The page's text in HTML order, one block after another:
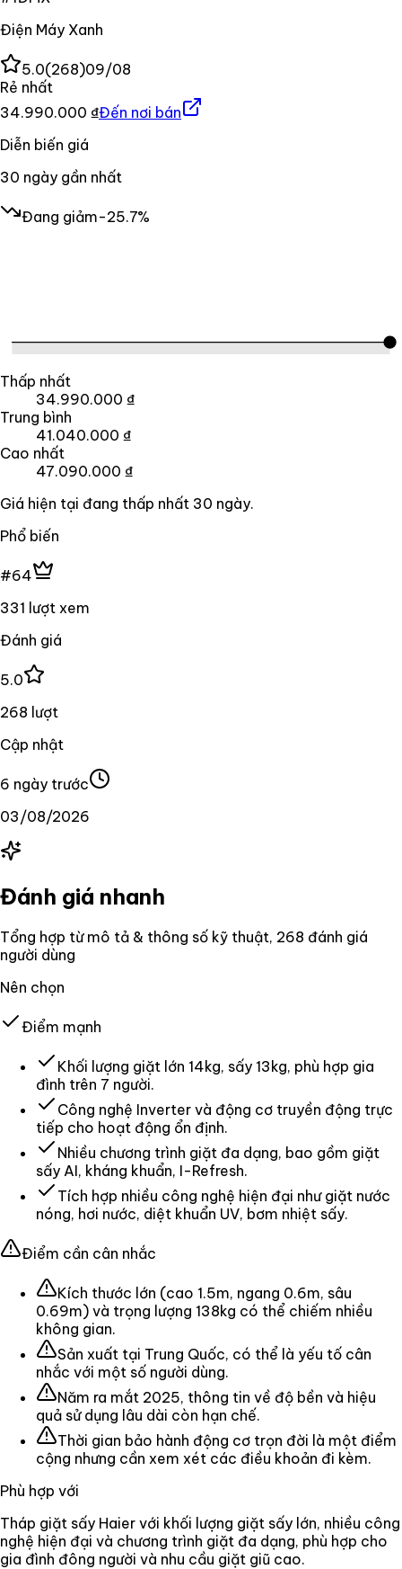
Điện Máy Xanh
5.0(268)09/08
Rẻ nhất
34.990.000 ₫Đến nơi bán
Diễn biến giá
30 ngày gần nhất
Đang giảm-25.7%
Thấp nhất
34.990.000 ₫
Trung bình
41.040.000 ₫
Cao nhất
47.090.000 ₫
Giá hiện tại đang thấp nhất 30 ngày.
Phổ biến
#64
331 lượt xem
Đánh giá
5.0
268 lượt
Cập nhật
6 ngày trước
03/08/2026
Đánh giá nhanh
Tổng hợp từ mô tả & thông số kỹ thuật, 268 đánh giá
người dùng
Nên chọn
Điểm mạnh
Khối lượng giặt lớn 14kg, sấy 13kg, phù hợp gia
đình trên 7 người.
Công nghệ Inverter và động cơ truyền động trực
tiếp cho hoạt động ổn định.
Nhiều chương trình giặt đa dạng, bao gồm giặt
sấy AI, kháng khuẩn, I-Refresh.
Tích hợp nhiều công nghệ hiện đại như giặt nước
nóng, hơi nước, diệt khuẩn UV, bơm nhiệt sấy.
Điểm cần cân nhắc
Kích thước lớn (cao 1.5m, ngang 0.6m, sâu
0.69m) và trọng lượng 138kg có thể chiếm nhiều
không gian.
Sản xuất tại Trung Quốc, có thể là yếu tố cân
nhắc với một số người dùng.
Năm ra mắt 2025, thông tin về độ bền và hiệu
quả sử dụng lâu dài còn hạn chế.
Thời gian bảo hành động cơ trọn đời là một điểm
cộng nhưng cần xem xét các điều khoản đi kèm.
Phù hợp với
Tháp giặt sấy Haier với khối lượng giặt sấy lớn, nhiều công
nghệ hiện đại và chương trình giặt đa dạng, phù hợp cho
gia đình đông người và nhu cầu giặt giũ cao.